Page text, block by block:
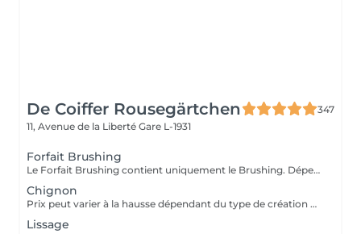
De Coiffer Rousegärtchen
347
11, Avenue de la Liberté Gare L-1931
Forfait Brushing
Le Forfait Brushing contient uniquement le Brushing. Dépendant de la longueur des cheveux, le prix peut varier. En cas de questions veuillez appeler au +352 27 70 21 25.
Chignon
Prix peut varier à la hausse dépendant du type de création finalement réalisée.
Lissage